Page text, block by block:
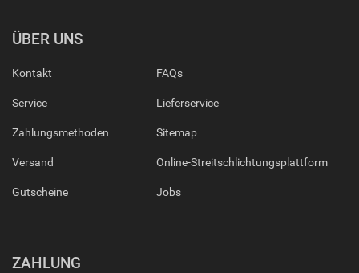
ÜBER UNS
Kontakt
Service
Zahlungsmethoden
Versand
Gutscheine
FAQs
Lieferservice
Sitemap
Online-Streitschlichtungsplattform
Jobs
ZAHLUNG